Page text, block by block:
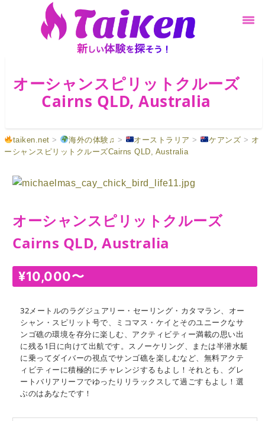
オーシャンスピリットクルーズ
Cairns QLD, Australia
taiken.net > 海外の体験♫ > オーストラリア > ケアンズ > オ
ーシャンスピリットクルーズCairns QLD, Australia
オーシャンスピリットクルーズ
Cairns QLD, Australia
¥10,000〜
32メートルのラグジュアリー・セーリング・カタマラン、オー
シャン・スピリット号で、ミコマス・ケイとそのユニークなサ
ンゴ礁の環境を存分に楽しむ、アクティビティー満載の思い出
に残る1日に向けて出航です。スノーケリング、または半潜水艇
に乗ってダイバーの視点でサンゴ礁を楽しむなど、無料アクテ
ィビティーに積極的にチャレンジするもよし！それとも、グレ
ートバリアリーフでゆったりリラックスして過ごすもよし！選
ぶのはあなたです！